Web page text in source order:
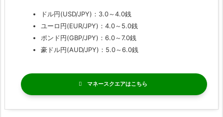
ドル円(USD/JPY)：3.0～4.0銭
ユーロ円(EUR/JPY)：4.0～5.0銭
ポンド円(GBP/JPY)：6.0～7.0銭
豪ドル円(AUD/JPY)：5.0～6.0銭
マネースクエア